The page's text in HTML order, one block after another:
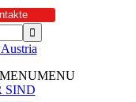
MENUMENU
SIND